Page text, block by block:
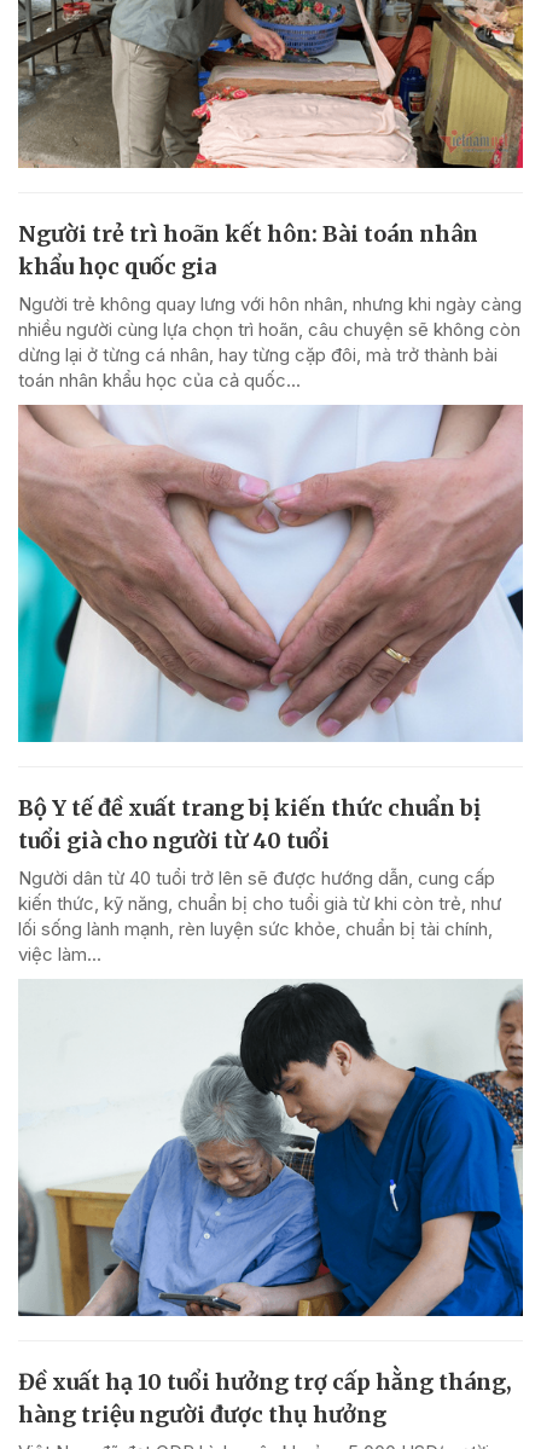
Người trẻ trì hoãn kết hôn: Bài toán nhân
khẩu học quốc gia
Người trẻ không quay lưng với hôn nhân, nhưng khi ngày càng
nhiều người cùng lựa chọn trì hoãn, câu chuyện sẽ không còn
dừng lại ở từng cá nhân, hay từng cặp đôi, mà trở thành bài
toán nhân khẩu học của cả quốc...
Bộ Y tế đề xuất trang bị kiến thức chuẩn bị
tuổi già cho người từ 40 tuổi
Người dân từ 40 tuổi trở lên sẽ được hướng dẫn, cung cấp
kiến thức, kỹ năng, chuẩn bị cho tuổi già từ khi còn trẻ, như
lối sống lành mạnh, rèn luyện sức khỏe, chuẩn bị tài chính,
việc làm...
Đề xuất hạ 10 tuổi hưởng trợ cấp hằng tháng,
hàng triệu người được thụ hưởng